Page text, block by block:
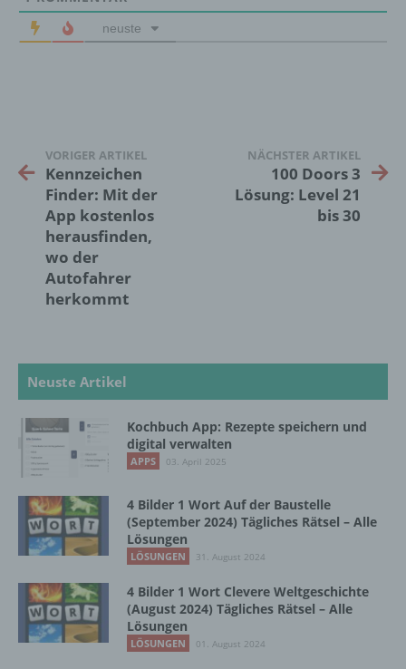
neuste
VORIGER ARTIKEL
Kennzeichen
Finder: Mit der
App kostenlos
herausfinden,
wo der
Autofahrer
herkommt
NÄCHSTER ARTIKEL
100 Doors 3
Lösung: Level 21
bis 30
Neuste Artikel
Kochbuch App: Rezepte speichern und
digital verwalten
APPS 03. April 2025
4 Bilder 1 Wort Auf der Baustelle
(September 2024) Tägliches Rätsel – Alle
Lösungen
LÖSUNGEN 31. August 2024
4 Bilder 1 Wort Clevere Weltgeschichte
(August 2024) Tägliches Rätsel – Alle
Lösungen
LÖSUNGEN 01. August 2024
werden, um bestimmte persönliche Aspekte,
die sich auf eine natürliche Person beziehen,
zu bewerten, insbesondere, um Aspekte
vorherzusagen.
f) Pseudonymisierung
Pseudonymisierung ist die Verarbeitung
personenbezogener Daten in einer Weise,
auf welche die personenbezogenen Daten
können, sofern diese zusätzlichen
Informationen gesondert aufbewahrt werden
und technischen und organisatorischen
Maßnahmen unterliegen, die gewährleisten,
dass die personenbezogenen Daten nicht
einer identifizierten oder identifizierbaren
natürlichen Person zugewiesen werden.
g) Verantwortlicher oder für die Verarbeitung
Verantwortlicher
Verantwortlicher oder für die Verarbeitung
Verantwortlicher ist die natürliche oder
juristische Person, Behörde, Einrichtung
oder andere Stelle, die allein oder